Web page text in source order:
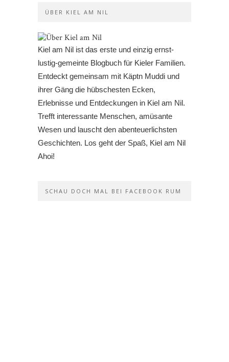
ÜBER KIEL AM NIL
Kiel am Nil ist das erste und einzig ernst-
lustig-gemeinte Blogbuch für Kieler Familien.
Entdeckt gemeinsam mit Käptn Muddi und
ihrer Gäng die hübschesten Ecken,
Erlebnisse und Entdeckungen in Kiel am Nil.
Trefft interessante Menschen, amüsante
Wesen und lauscht den abenteuerlichsten
Geschichten. Los geht der Spaß, Kiel am Nil
Ahoi!
SCHAU DOCH MAL BEI FACEBOOK RUM